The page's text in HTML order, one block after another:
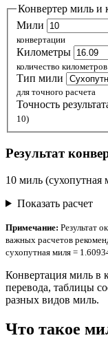
Конвертер миль и
Мили
конвертации
Километры
количество километров
Тип мили
для точного расчета
Точность
10)
Результат
10 миль (сухопутная
Показать расчет
Примечание: Результат
важных расчетов
сухопутная миля =
Конвертация миль в
перевода, таблицы
разных видов миль.
Что такое